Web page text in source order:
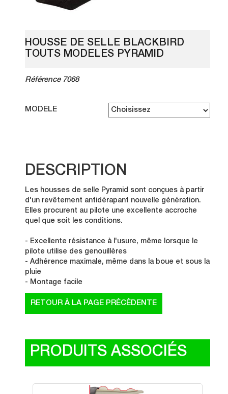
HOUSSE DE SELLE BLACKBIRD
TOUTS MODELES PYRAMID
Référence 7068
MODELE
DESCRIPTION
Les housses de selle Pyramid sont conçues à partir
d'un revêtement antidérapant nouvelle génération.
Elles procurent au pilote une excellente accroche
quel que soit les conditions.
- Excellente résistance à l'usure, même lorsque le
pilote utilise des genouillères
- Adhérence maximale, même dans la boue et sous la
pluie
- Montage facile
PRODUITS ASSOCIÉS